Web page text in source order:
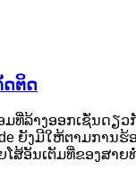
ດຕິດ
ມທີ່ລ້າງອອກເຊັ່ນດ
ຍັງມີໃຫ້ຕາມການ
ສ້ອັນເຕັມທີ່ຂອງສາຍ